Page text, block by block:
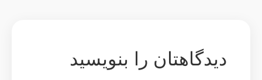
دیدگاهتان را بنویسید